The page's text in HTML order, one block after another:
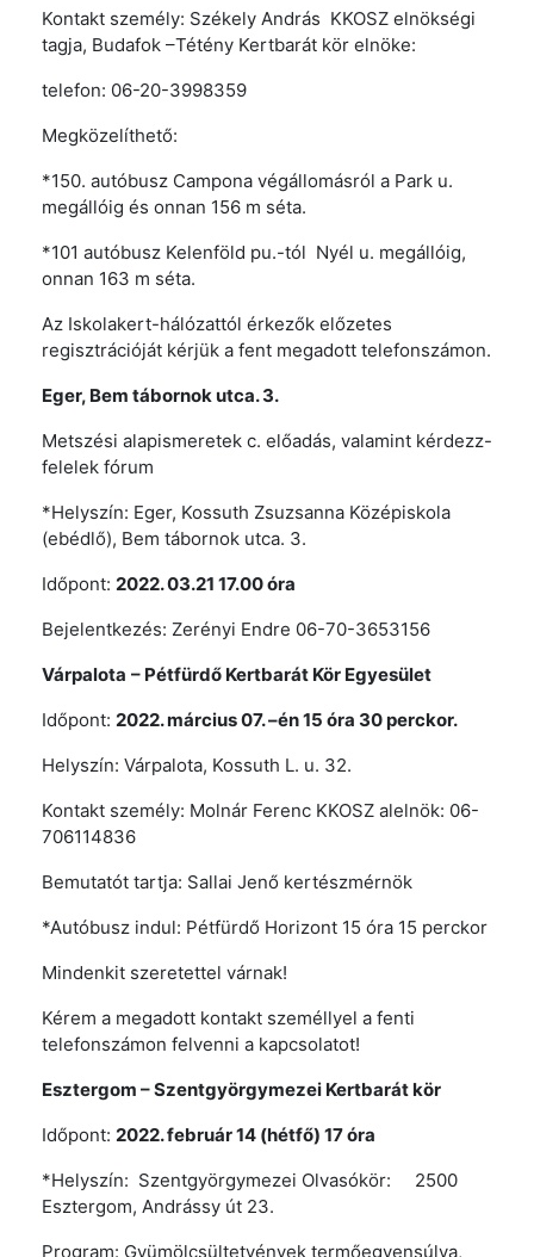
Kontakt személy: Székely András KKOSZ elnökségi
tagja, Budafok –Tétény Kertbarát kör elnöke:
telefon: 06-20-3998359
Megközelíthető:
*150. autóbusz Campona végállomásról a Park u.
megállóig és onnan 156 m séta.
*101 autóbusz Kelenföld pu.-tól Nyél u. megállóig,
onnan 163 m séta.
Az Iskolakert-hálózattól érkezők előzetes
regisztrációját kérjük a fent megadott telefonszámon.
Eger, Bem tábornok utca. 3.
Metszési alapismeretek c. előadás, valamint kérdezz-
felelek fórum
*Helyszín: Eger, Kossuth Zsuzsanna Középiskola
(ebédlő), Bem tábornok utca. 3.
Időpont: 2022. 03.21 17.00 óra
Bejelentkezés: Zerényi Endre 06-70-3653156
Várpalota – Pétfürdő Kertbarát Kör Egyesület
Időpont: 2022. március 07. –én 15 óra 30 perckor.
Helyszín: Várpalota, Kossuth L. u. 32.
Kontakt személy: Molnár Ferenc KKOSZ alelnök: 06-
706114836
Bemutatót tartja: Sallai Jenő kertészmérnök
*Autóbusz indul: Pétfürdő Horizont 15 óra 15 perckor
Mindenkit szeretettel várnak!
Kérem a megadott kontakt személlyel a fenti
telefonszámon felvenni a kapcsolatot!
Esztergom –Szentgyörgymezei Kertbarát kör
Időpont: 2022. február 14 (hétfő) 17 óra
*Helyszín: Szentgyörgymezei Olvasókör: 2500
Esztergom, Andrássy út 23.
Program: Gyümölcsültetvények termőegyensúlya,